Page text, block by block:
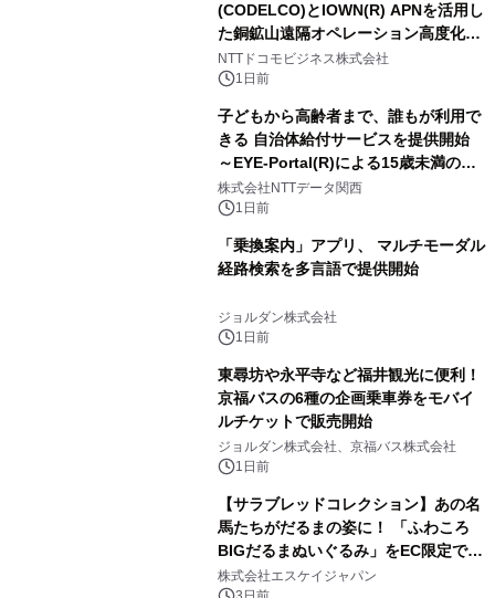
(CODELCO)とIOWN(R) APNを活用し
た銅鉱山遠隔オペレーション高度化に
向けた調査・実証を開始
NTTドコモビジネス株式会社
1日前
子どもから高齢者まで、誰もが利用で
きる 自治体給付サービスを提供開始
～EYE-Portal(R)による15歳未満の本
人認証と デジタルデバイド対策で実現
～
株式会社NTTデータ関西
1日前
「乗換案内」アプリ、 マルチモーダル
経路検索を多言語で提供開始
ジョルダン株式会社
1日前
東尋坊や永平寺など福井観光に便利！
京福バスの6種の企画乗車券をモバイ
ルチケットで販売開始
ジョルダン株式会社、京福バス株式会社
1日前
【サラブレッドコレクション】あの名
馬たちがだるまの姿に！ 「ふわころ
BIGだるまぬいぐるみ」をEC限定で受
注販売開始
株式会社エスケイジャパン